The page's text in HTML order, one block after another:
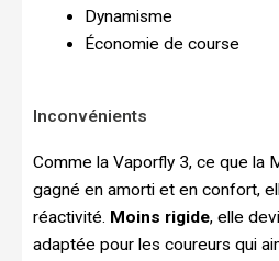
Dynamisme
Économie de course
Inconvénients
Comme la Vaporfly 3, ce que la
gagné en amorti et en confort,
réactivité. Moins rigide, elle
adaptée pour les coureurs qui